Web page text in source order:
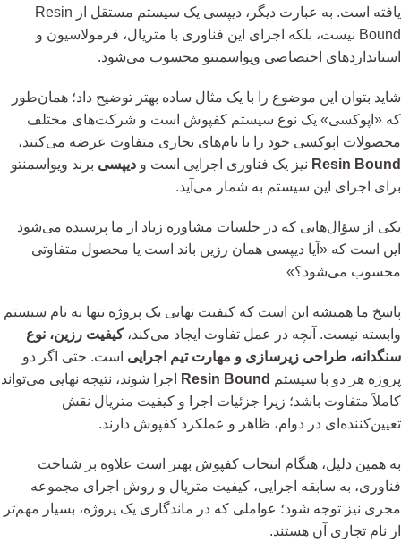
یافته است. به عبارت دیگر، دیپسی یک سیستم مستقل از Resin
Bound نیست، بلکه اجرای این فناوری با متریال، فرمولاسیون و
استانداردهای اختصاصی ویواسمنتو محسوب می‌شود.
شاید بتوان این موضوع را با یک مثال ساده بهتر توضیح داد؛ همان‌طور
که «اپوکسی» یک نوع سیستم کفپوش است و شرکت‌های مختلف
محصولات اپوکسی خود را با نام‌های تجاری متفاوت عرضه می‌کنند،
Resin Bound نیز یک فناوری اجرایی است و دیپسی برند ویواسمنتو
برای اجرای این سیستم به شمار می‌آید.
یکی از سؤال‌هایی که در جلسات مشاوره زیاد از ما پرسیده می‌شود
این است که «آیا دیپسی همان رزین باند است یا محصول متفاوتی
محسوب می‌شود؟»
پاسخ ما همیشه این است که کیفیت نهایی یک پروژه تنها به نام سیستم
وابسته نیست. آنچه در عمل تفاوت ایجاد می‌کند،کیفیت رزین، نوع
سنگدانه، طراحی زیرسازی و مهارت تیم اجرایی است. حتی اگر دو
پروژه هر دو با سیستم Resin Bound
اجرا شوند، نتیجه نهایی می‌تواند
کاملاً متفاوت باشد؛ زیرا جزئیات اجرا و کیفیت متریال نقش
تعیین‌کننده‌ای در دوام، ظاهر و عملکرد کفپوش دارند.
به همین دلیل، هنگام انتخاب کفپوش بهتر است علاوه بر شناخت
فناوری، به سابقه اجرایی، کیفیت متریال و روش اجرای مجموعه
مجری نیز توجه شود؛ عواملی که در ماندگاری یک پروژه، بسیار مهم‌تر
از نام تجاری آن هستند.